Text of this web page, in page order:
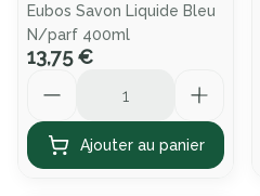
Eubos Savon Liquide Bleu
N/parf 400ml
13,75 €
Ajouter au panier